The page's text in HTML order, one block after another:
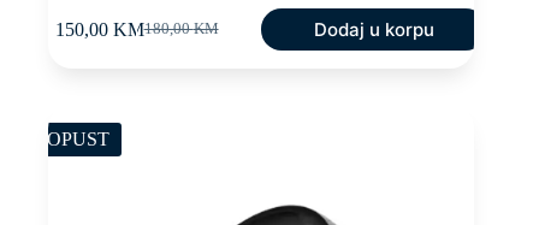
180,00KM
Original
150,00 KMCurrent
Dodaj u korpu
POPUST